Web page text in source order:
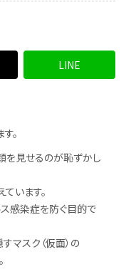
LINE
。
を見せるのが恥ずかし
います。
感染症を防ぐ目的で
マスク（仮面）の